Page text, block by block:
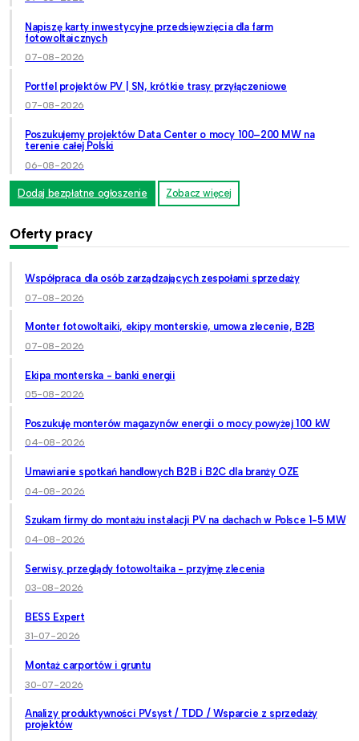
Napiszę karty inwestycyjne przedsięwzięcia dla farm
fotowoltaicznych
07-08-2026
Portfel projektów PV | SN, krótkie trasy przyłączeniowe
07-08-2026
Poszukujemy projektów Data Center o mocy 100–200 MW na
terenie całej Polski
06-08-2026
Dodaj bezpłatne ogłoszenie Zobacz więcej
Oferty pracy
Współpraca dla osób zarządzających zespołami sprzedaży
07-08-2026
Monter fotowoltaiki, ekipy monterskie, umowa zlecenie, B2B
07-08-2026
Ekipa monterska - banki energii
05-08-2026
Poszukuję monterów magazynów energii o mocy powyżej 100 kW
04-08-2026
Umawianie spotkań handlowych B2B i B2C dla branży OZE
04-08-2026
Szukam firmy do montażu instalacji PV na dachach w Polsce 1-5 MW
04-08-2026
Serwisy, przeglądy fotowoltaika - przyjmę zlecenia
03-08-2026
BESS Expert
31-07-2026
Montaż carportów i gruntu
30-07-2026
Analizy produktywności PVsyst / TDD / Wsparcie z sprzedaży
projektów